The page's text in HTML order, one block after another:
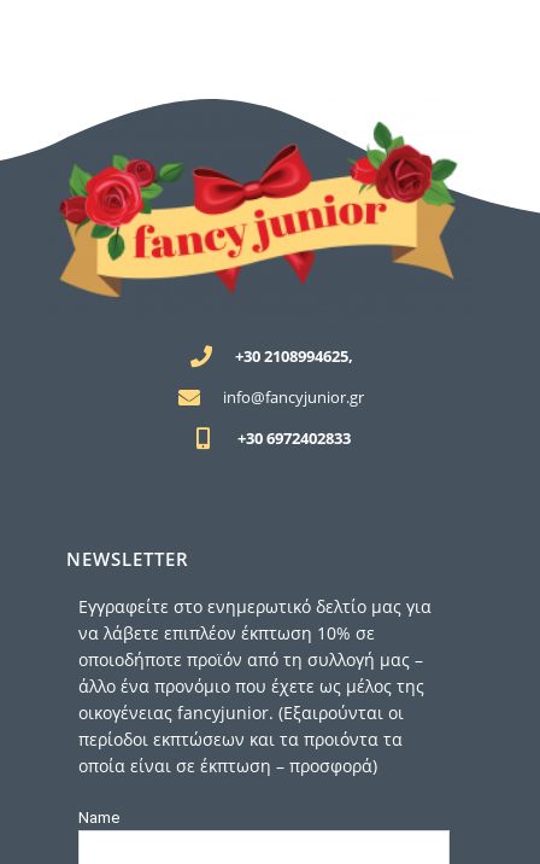
+30 2108994625,
info@fancyjunior.gr
+30 6972402833
NEWSLETTER
Εγγραφείτε στο ενημερωτικό δελτίο μας για
να λάβετε επιπλέον έκπτωση 10% σε
οποιοδήποτε προϊόν από τη συλλογή μας –
άλλο ένα προνόμιο που έχετε ως μέλος της
οικογένειας fancyjunior. (Εξαιρούνται οι
περίοδοι εκπτώσεων και τα προιόντα τα
οποία είναι σε έκπτωση – προσφορά)
Name